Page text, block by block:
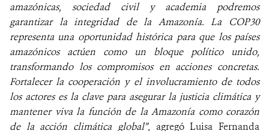
amazónicas, sociedad civil y academia podremos
garantizar la integridad de la Amazonía. La COP30
representa una oportunidad histórica para que los países
amazónicos actúen como un bloque político unido,
transformando los compromisos en acciones concretas.
Fortalecer la cooperación y el involucramiento de todos
los actores es la clave para asegurar la justicia climática y
mantener viva la función de la Amazonía como corazón
de la acción climática global”, agregó Luisa Fernanda